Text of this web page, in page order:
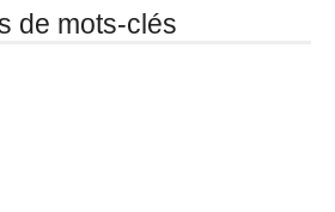
de mots-clés